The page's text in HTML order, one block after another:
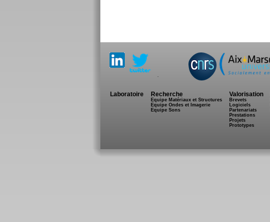
Laboratoire Recherche
Equipe Matériaux et Structures
Equipe Ondes et Imagerie
Equipe Sons
Valorisation
Brevets
Logiciels
Partenariats
Prestations
Projets
Prototypes